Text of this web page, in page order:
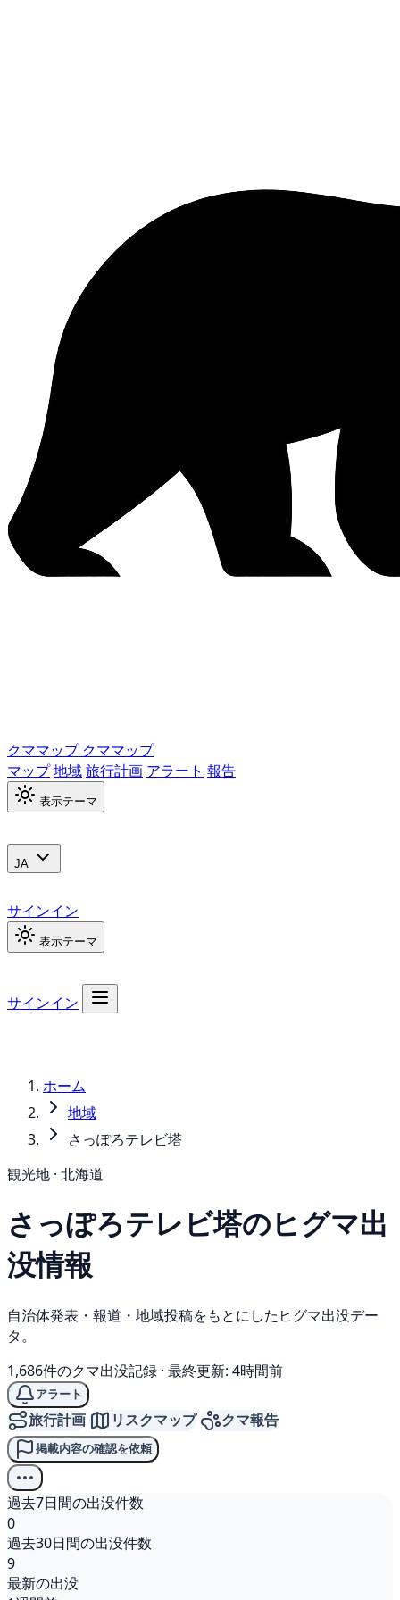
クママップ クママップ
マップ地域旅行計画 アラート 報告
表示テーマ
JA
サインイン
表示テーマ
サインイン
ホーム
地域
さっぽろテレビ塔
観光地 · 北海道
さっぽろテレビ塔のヒグマ出
没情報
自治体発表・報道・地域投稿をもとにしたヒグマ出没デー
タ。
1,686件のクマ出没記録 · 最終更新: 4時間前
アラート
旅行計画 リスクマップ クマ報告
掲載内容の確認を依頼
過去7日間の出没件数
0
過去30日間の出没件数
9
最新の出没